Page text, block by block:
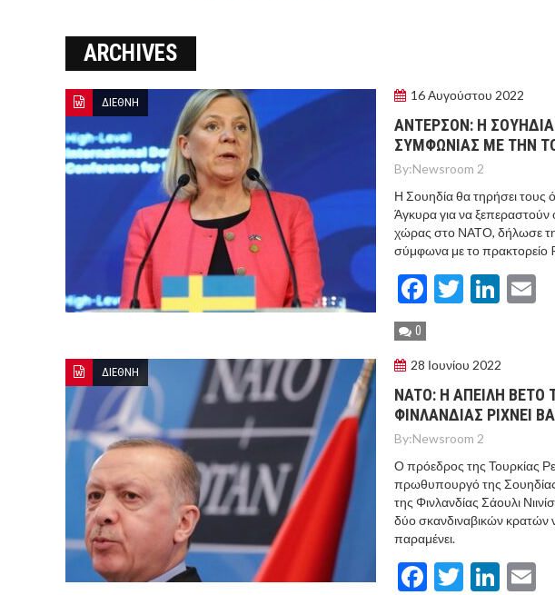
ARCHIVES
ΔΙΕΘΝΗ 16 Αυγούστου 2022
AΝΤΕΡΣΟΝ: Η
ΣΥΜΦΩΝΙΑΣ ΜΕ ΤΗΝ
By:Newsroom 2
Η Σουηδία θα τηρήσει
Άγκυρα για να ξεπεραστούν
χώρας στο ΝΑΤΟ, δήλωσε
σύμφωνα με το πρακτορείο
Facebook
Twitter
0
ΔΙΕΘΝΗ 28 Ιουνίου 2022
NATO: Η ΑΠΕΙΛΗ
ΦΙΝΛΑΝΔΙΑΣ ΡΙΧΝΕΙ
By:Newsroom 2
Ο πρόεδρος της Τουρκίας
πρωθυπουργό της
της Φινλανδίας Σάουλι
δύο σκανδιναβικών κρατών
παραμένει.
Facebook
Twitter